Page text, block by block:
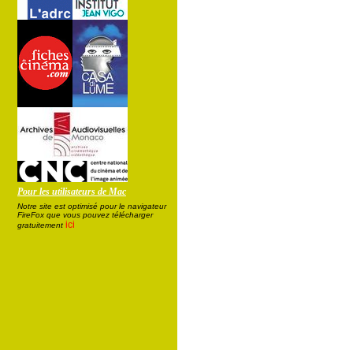
Pour les utilisateurs de Mac
Notre site est optimisé pour le navigateur
FireFox que vous pouvez télécharger
gratuitement ici